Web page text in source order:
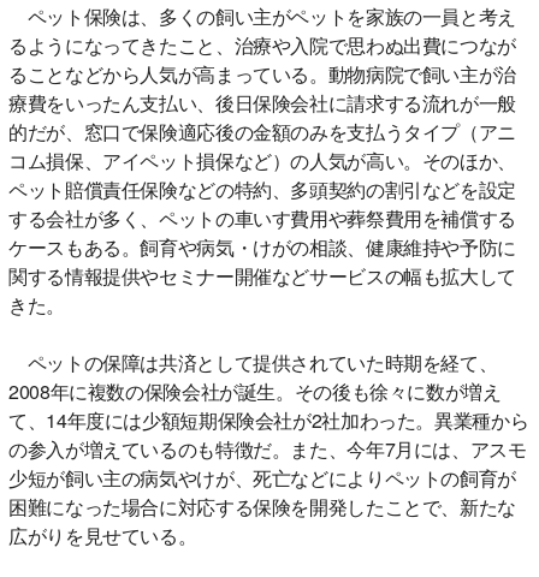
ペット保険は、多くの飼い主がペットを家族の一員と考え
るようになってきたこと、治療や入院で思わぬ出費につなが
ることなどから人気が高まっている。動物病院で飼い主が治
療費をいったん支払い、後日保険会社に請求する流れが一般
的だが、窓口で保険適応後の金額のみを支払うタイプ（アニ
コム損保、アイペット損保など）の人気が高い。そのほか、
ペット賠償責任保険などの特約、多頭契約の割引などを設定
する会社が多く、ペットの車いす費用や葬祭費用を補償する
ケースもある。飼育や病気・けがの相談、健康維持や予防に
関する情報提供やセミナー開催などサービスの幅も拡大して
きた。
ペットの保障は共済として提供されていた時期を経て、
2008年に複数の保険会社が誕生。その後も徐々に数が増え
て、14年度には少額短期保険会社が2社加わった。異業種から
の参入が増えているのも特徴だ。また、今年7月には、アスモ
少短が飼い主の病気やけが、死亡などによりペットの飼育が
困難になった場合に対応する保険を開発したことで、新たな
広がりを見せている。